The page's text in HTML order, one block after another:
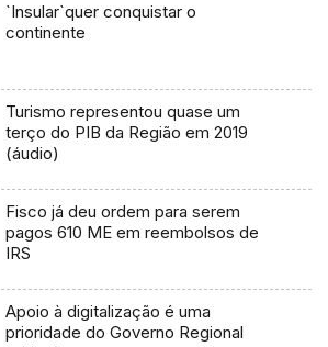
`Insular`quer conquistar o
continente
Turismo representou quase um
terço do PIB da Região em 2019
(áudio)
Fisco já deu ordem para serem
pagos 610 ME em reembolsos de
IRS
Apoio à digitalização é uma
prioridade do Governo Regional